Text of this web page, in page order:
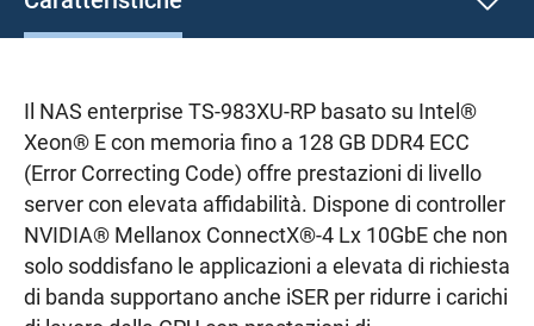
Il NAS enterprise TS-983XU-RP basato su Intel®
Xeon® E con memoria fino a 128 GB DDR4 ECC
(Error Correcting Code) offre prestazioni di livello
server con elevata affidabilità. Dispone di controller
NVIDIA® Mellanox ConnectX®-4 Lx 10GbE che non
solo soddisfano le applicazioni a elevata di richiesta
di banda supportano anche iSER per ridurre i carichi